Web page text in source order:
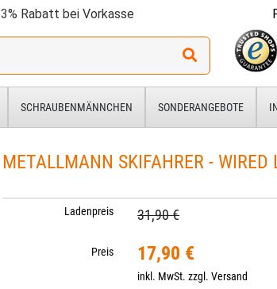
3% Rabatt bei Vorkasse
SCHRAUBENMÄNNCHEN SONDERANGEBOTE
METALLMANN SKIFAHRER - WIRED
Ladenpreis 31,90 €
Preis 17,90 €
inkl. MwSt. zzgl.Versand